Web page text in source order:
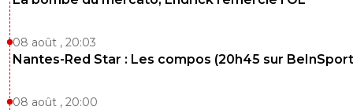
08 août , 20:03
Nantes-Red Star : Les compos (20h45 sur
08 août , 20:00